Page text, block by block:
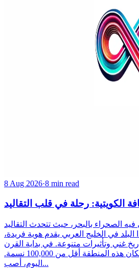
8 Aug 2026·8 min read
الكويتية: رحلة في قلب التقاليد
الصحراء بالبحر، حيث تتحدث التقاليد
البلد في الخليج العربي يقدم هوية فريدة،
غني وتأثيرات متنوعة. في بداية القرن
العشرين، كان عدد سكان هذه المنطقة أقل من 100,000 نسمة.
اليوم، أصب...